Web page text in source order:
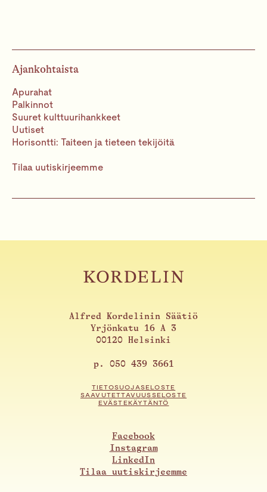
Ajankohtaista
Apurahat
Palkinnot
Suuret kulttuurihankkeet
Uutiset
Horisontti: Taiteen ja tieteen tekijöitä
Tilaa uutiskirjeemme
Alfred Kordelinin Säätiö
Yrjönkatu 16 A 3
00120 Helsinki
p. 050 439 3661
TIETOSUOJASELOSTE
SAAVUTETTAVUUSSELOSTE
EVÄSTEKÄYTÄNTÖ
Facebook
Instagram
LinkedIn
Tilaa uutiskirjeemme